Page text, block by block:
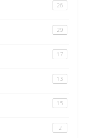
26
29
17
13
15
2